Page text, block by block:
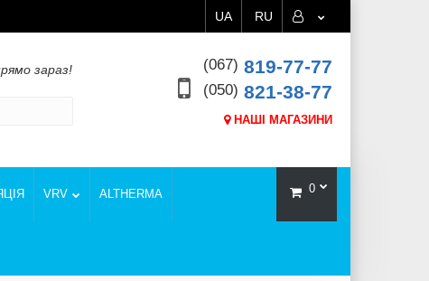
UA RU
зараз! (067) 819-77-77
(050) 821-38-77
НАШІ МАГАЗИНИ
VRV ALTHERMA 0